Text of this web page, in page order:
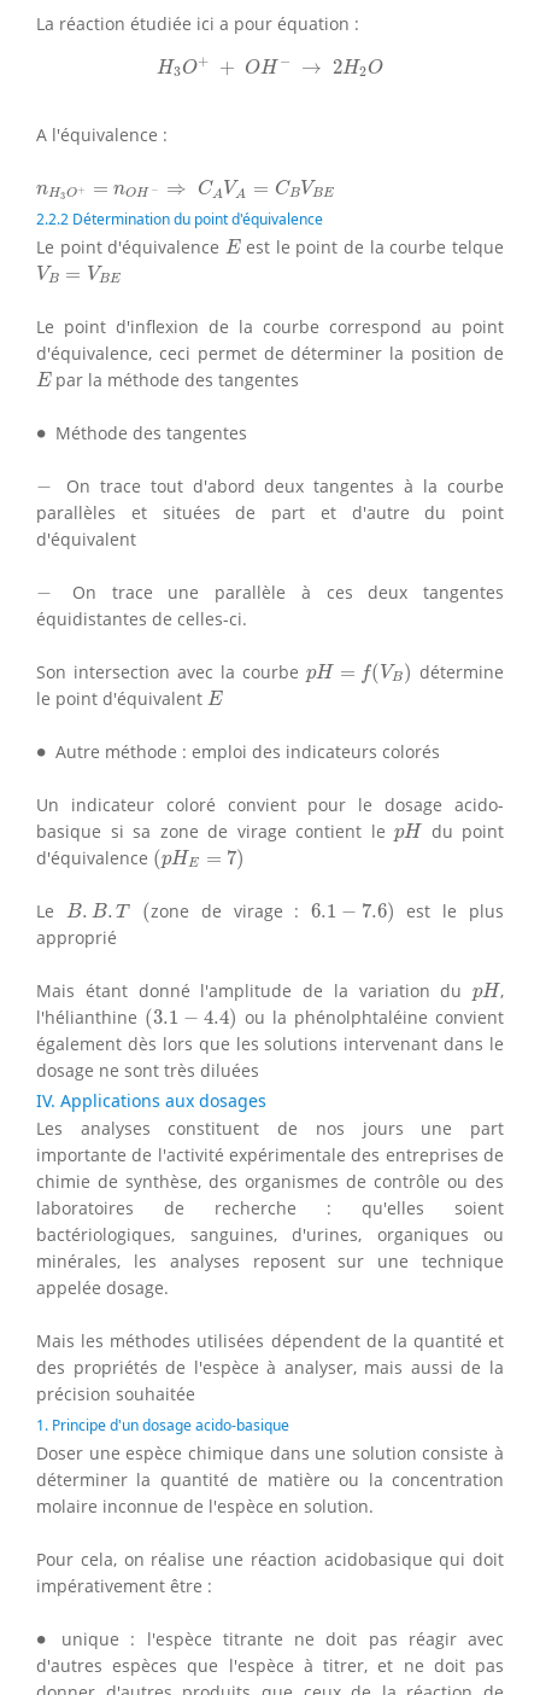
La réaction étudiée ici a pour équation :
H3O+ + OH − → 2H2O
H 3O + OH− H2O
A l'équivalence :
nH3O+ = nOH − ⇒ CA VA = CB VBE
n =n ⇒ CA VA BV BE
2.2.2 Détermination du point d'équivalence
Le point d'équivalence E
Eest le point de la courbe telque
VB = VBE
VB = BE
Le point d'inflexion de la courbe correspond au point
d'équivalence, ceci permet de déterminer la position de
E
Epar la méthode des tangentes
∙
∙ Méthode des tangentes
−
−
On trace tout d'abord deux tangentes à la courbe
parallèles et situées de part et d'autre du point
d'équivalent
−
−
On trace une parallèle à ces deux tangentes
équidistantes de celles-ci.
Son intersection avec la courbe pH = f(VB)
pH= VB)
détermine
le point d'équivalent E
E
∙
∙ Autre méthode : emploi des indicateurs colorés
Un indicateur coloré convient pour le dosage acido-
basique si sa zone de virage contient lepH
pH du point
d'équivalence (pHE = 7)
(pHE
Le B. B. T
B. B.T (
(zone de virage :6.1 − 7.6)
6.1 7.6)
est le plus
approprié
Mais étant donné l'amplitude de la variation dupH
pH,
l'hélianthine (3.1 − 4.4)
(3.1 4.4)
ou la phénolphtaléine convient
également dès lors que les solutions intervenant dans le
dosage ne sont très diluées
IV. Applications aux dosages
Les analyses constituent de nos jours une part
importante de l'activité expérimentale des entreprises de
chimie de synthèse, des organismes de contrôle ou des
laboratoires de recherche : qu'elles soient
bactériologiques, sanguines, d'urines, organiques ou
minérales, les analyses reposent sur une technique
appelée dosage.
Mais les méthodes utilisées dépendent de la quantité et
des propriétés de l'espèce à analyser, mais aussi de la
précision souhaitée
1. Principe d'un dosage acido-basique
Doser une espèce chimique dans une solution consiste à
déterminer la quantité de matière ou la concentration
molaire inconnue de l'espèce en solution.
Pour cela, on réalise une réaction acidobasique qui doit
impérativement être :
∙
∙
unique : l'espèce titrante ne doit pas réagir avec
d'autres espèces que l'espèce à titrer, et ne doit pas